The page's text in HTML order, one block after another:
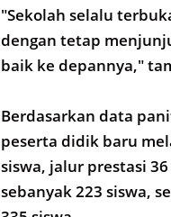
"Sekolah selalu
dengan tetap
baik ke depannya,"
Berdasarkan data
peserta didik baru
siswa, jalur prestasi
sebanyak 223 siswa,